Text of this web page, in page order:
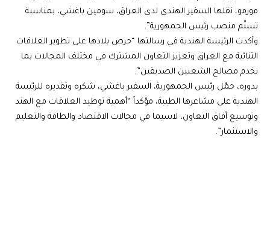
مورمو، نقلها السفير الهندي لدى العراق، سومين باغشي، بمناسبة
تسنّم منصب رئيس الجمهورية”.
وأكدت الرئيسة الهندية في رسالتها “حرص بلادها على تطوير العلاقات
الثنائية مع العراق وتعزيز التعاون المشترك في مختلف المجالات بما
يخدم مصالح الشعبين الصديقين”.
بدوره، حمّل رئيس الجمهورية، السفير باغشي، شكره وتقديره للرئيسة
الهندية على مشاعرها الطيبة، مؤكداً “أهمية توطيد العلاقات مع الهند
وتوسيع آفاق التعاون، لاسيما في مجالات الاقتصاد والطاقة والتعليم
والاستثمار”.